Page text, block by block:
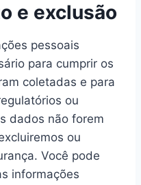
e exclusão
pessoais
para cumprir os
coletadas e para
ou
dados não forem
ou
Você pode
informações